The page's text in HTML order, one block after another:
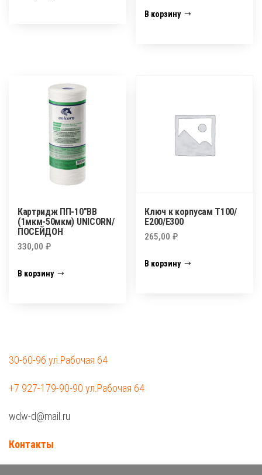
В корзину
Картридж ПП-10″BB
(1мкм-50мкм) UNICORN/
ПОСЕЙДОН
330,00 ₽
В корзину
Ключ к корпусам Т100/
Е200/Е300
265,00₽
В корзину
30-60-96 ул.Рабочая 64
+7 927-179-90-90 ул.Рабочая 64
wdw-d@mail.ru
Контакты